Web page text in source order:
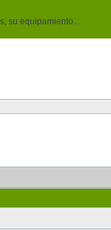
su equipamiento...